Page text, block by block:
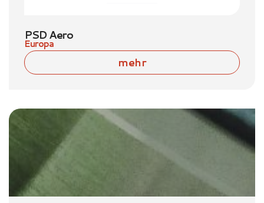
PSD Aero
Europa
mehr